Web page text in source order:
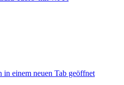
einem neuen Tab geöffnet